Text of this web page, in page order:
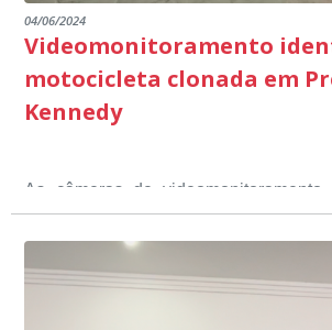
04/06/2024
Videomonitoramento
motocicleta clonada em
Kennedy
As câmeras de
Presidente Kennedy identificaram
01 de junho, uma motocicleta
adulteração,
videomonitoramento acionou a
Durante a abordagem a adulteração
através da conferência do Chassi, a